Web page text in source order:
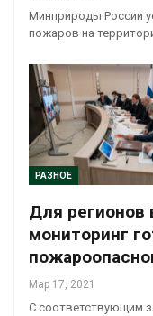
Минприроды России
пожаров на
РАЗНОЕ
Для регионов
мониторинг
Мар 17, 2021
С соответствующим